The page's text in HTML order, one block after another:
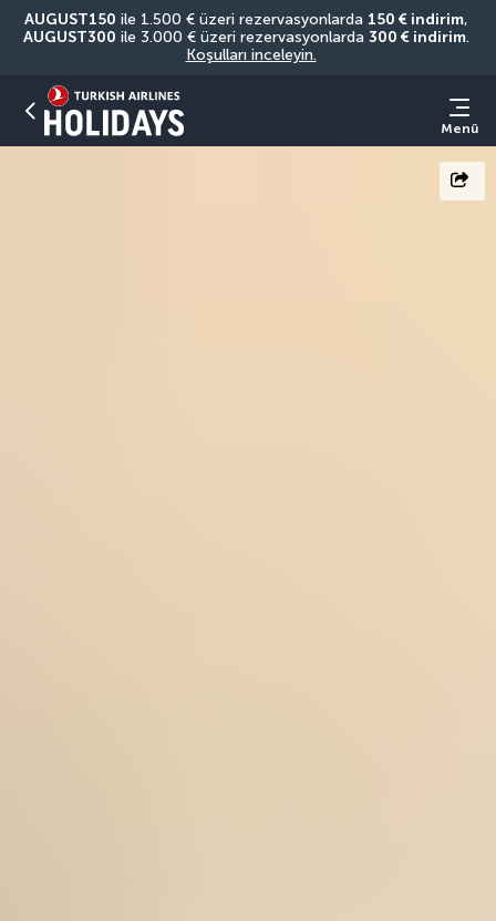
AUGUST150 ile 1.500 € üzeri rezervasyonlarda 150 € indirim
AUGUST300 ile 3.000 € üzeri rezervasyonlarda 300 € indirim
Koşulları inceleyin.
Menü